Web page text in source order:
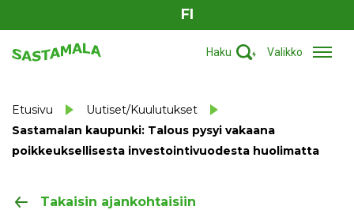
FI
Haku Valikko
Etusivu
Uutiset/Kuulutukset
Sastamalan kaupunki: Talous pysyi vakaana
poikkeuksellisesta investointivuodesta huolimatta
Takaisin ajankohtaisiin